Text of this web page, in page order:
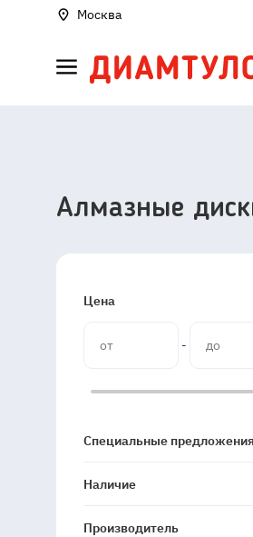
Москва
Алмазные
Цена
-
Специальные предложения
Наличие
Производитель